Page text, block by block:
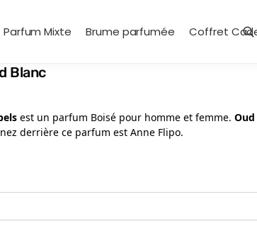
Parfum Mixte Brume parfumée Coffret
Blanc
est un parfum Boisé pour homme et femme. Oud
derrière ce parfum est Anne Flipo.